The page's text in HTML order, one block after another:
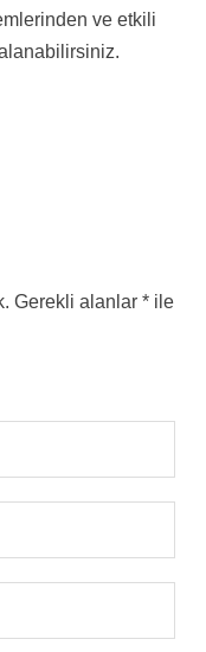
ve etkili
Gerekli alanlar* ile